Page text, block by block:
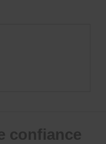
confiance